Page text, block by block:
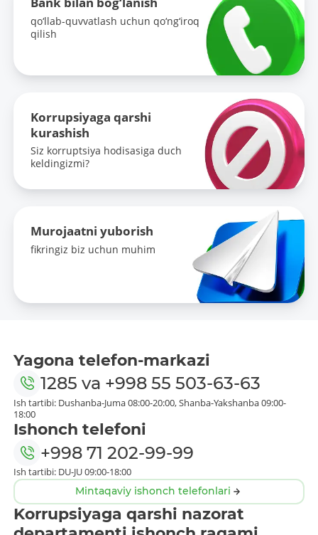
qo‘llab-quvvatlash uchun qo‘ng‘iroq
qilish
Korrupsiyaga qarshi
kurashish
Siz korruptsiya hodisasiga duch
keldingizmi?
Murojaatni yuborish
fikringiz biz uchun muhim
Yagona telefon-markazi
1285 va +998 55 503-63-63
Ish tartibi: Dushanba-Juma 08:00-20:00, Shanba-Yakshanba 09:00-
18:00
Ishonch telefoni
+998 71 202-99-99
Ish tartibi: DU-JU 09:00-18:00
Mintaqaviy ishonch telefonlari
Korrupsiyaga qarshi nazorat